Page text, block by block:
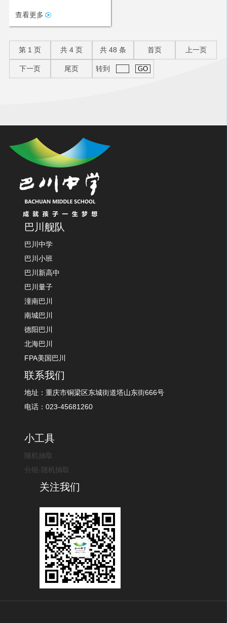
查看更多
第 1 页 共 4页 共 48 条 首页 上一页
下一页 尾页 转到
巴川舰队
巴川中学
巴川小班
巴川新高中
巴川量子
潼南巴川
南城巴川
德阳巴川
北海巴川
FPA美国巴川
联系我们
地址：重庆市铜梁区东城街道塔山东街666号
电话：023-45681260
小工具
随机抽取
分组-随机抽取
关注我们